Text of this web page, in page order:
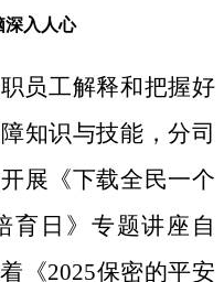
深入人心
员工解释和把握好
知识与技能，分司
展《下载全民一个
育日》专题讲座自
《2025保密的平安